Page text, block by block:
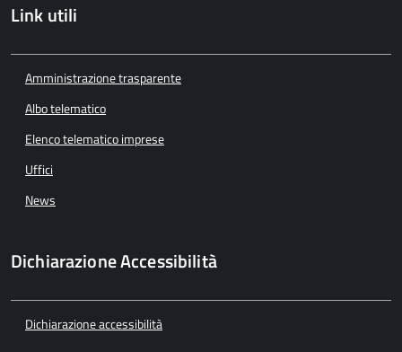
Link utili
Amministrazione trasparente
Albo telematico
Elenco telematico imprese
Uffici
News
Dichiarazione Accessibilità
Dichiarazione accessibilità